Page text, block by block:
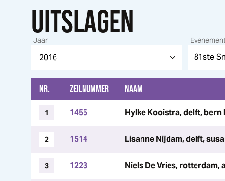
UITSLAGEN
Jaar Evenement
NR. ZEILNUMMER NAAM
1 1455 Hylke Kooistra, delft, bern
2 1514 Lisanne Nijdam, delft,
3 1223 Niels De Vries, rotterdam,